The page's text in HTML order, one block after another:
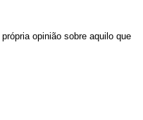
opinião sobre aquilo que